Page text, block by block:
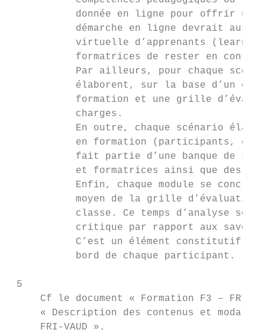
donnée en ligne pour offrir
démarche en ligne devrait
virtuelle d’apprenants
formatrices de rester en
Par ailleurs, pour chaque
élaborent, sur la base d’un
formation et une grille
           charges.
En outre, chaque scénario
en formation (participants,
fait partie d’une banque de
et formatrices ainsi que des
Enfin, chaque module se
moyen de la grille
classe. Ce temps d’analyse se
critique par rapport aux
C’est un élément constitutif
           bord de chaque participant.
5
Cf le document « Formation F3 –
« Description des contenus et
     FRI-VAUD ».